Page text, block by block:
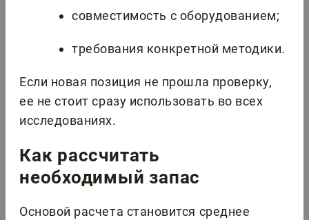
совместимость с оборудованием;
требования конкретной методики.
Если новая позиция не прошла проверку,
ее не стоит сразу использовать во всех
исследованиях.
Как рассчитать
необходимый запас
Основой расчета становится среднее